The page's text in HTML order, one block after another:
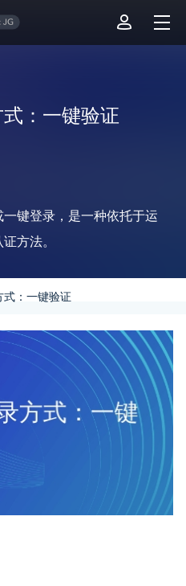
：一键验证
键登录，是一种依托于运
方法。
：一键验证